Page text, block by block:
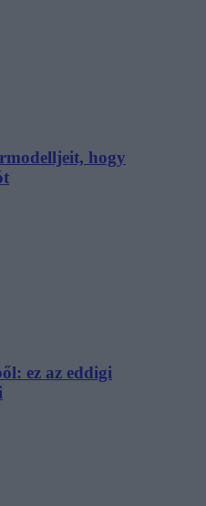
hogy
ez az eddigi